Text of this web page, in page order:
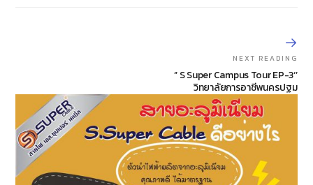
NEXT READING
‘’ S Super Campus Tour EP-3‘’
วิทยาลัยการอาชีพนครปฐม